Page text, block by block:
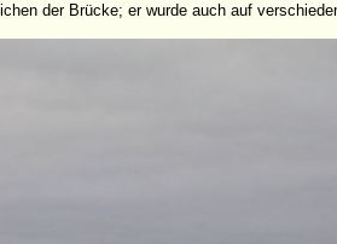
der Brücke; er wurde auch auf